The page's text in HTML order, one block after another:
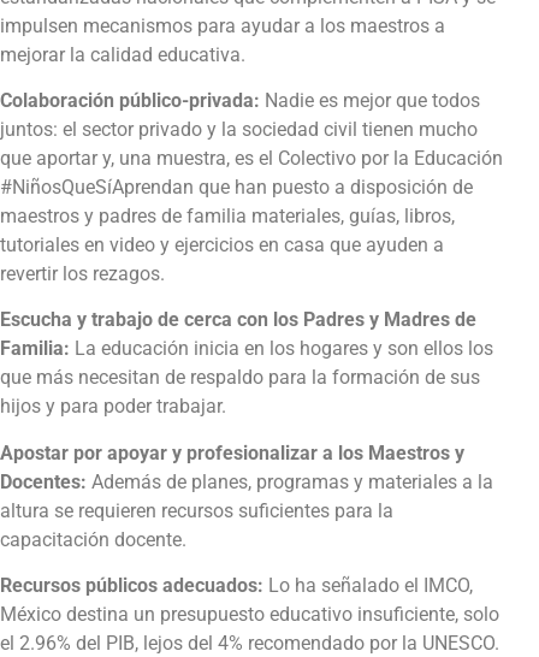
impulsen mecanismos para ayudar a los maestros a
mejorar la calidad educativa.
Colaboración público-privada: Nadie es mejor que todos
juntos: el sector privado y la sociedad civil tienen mucho
que aportar y, una muestra, es el Colectivo por la Educación
#NiñosQueSíAprendan que han puesto a disposición de
maestros y padres de familia materiales, guías, libros,
tutoriales en video y ejercicios en casa que ayuden a
revertir los rezagos.
Escucha y trabajo de cerca con los Padres y Madres de
Familia: La educación inicia en los hogares y son ellos los
que más necesitan de respaldo para la formación de sus
hijos y para poder trabajar.
Apostar por apoyar y profesionalizar a los Maestros y
Docentes: Además de planes, programas y materiales a la
altura se requieren recursos suficientes para la
capacitación docente.
Recursos públicos adecuados: Lo ha señalado el IMCO,
México destina un presupuesto educativo insuficiente, solo
el 2.96% del PIB, lejos del 4% recomendado por la UNESCO.